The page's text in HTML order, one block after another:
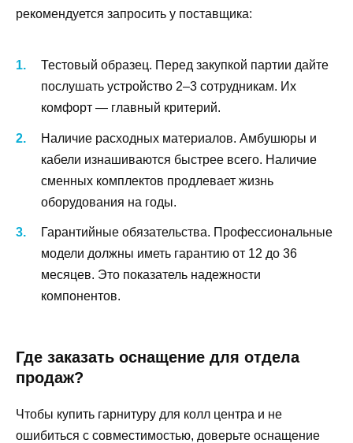
рекомендуется запросить у поставщика:
Тестовый образец. Перед закупкой партии дайте
послушать устройство 2–3 сотрудникам. Их
комфорт — главный критерий.
Наличие расходных материалов. Амбушюры и
кабели изнашиваются быстрее всего. Наличие
сменных комплектов продлевает жизнь
оборудования на годы.
Гарантийные обязательства. Профессиональные
модели должны иметь гарантию от 12 до 36
месяцев. Это показатель надежности
компонентов.
Где заказать оснащение для отдела
продаж?
Чтобы купить гарнитуру для колл центра и не
ошибиться с совместимостью, доверьте оснащение